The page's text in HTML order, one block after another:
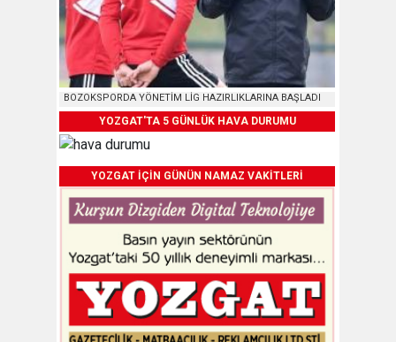
BOZOKSPORDA YÖNETİM LİG HAZIRLIKLARINA BAŞLADI
YOZGAT'TA 5 GÜNLÜK HAVA DURUMU
YOZGAT İÇİN GÜNÜN NAMAZ VAKİTLERİ